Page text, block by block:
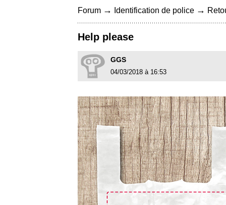
Forum → Identification de police →
Help please
GGS
04/03/2018 à 16:53